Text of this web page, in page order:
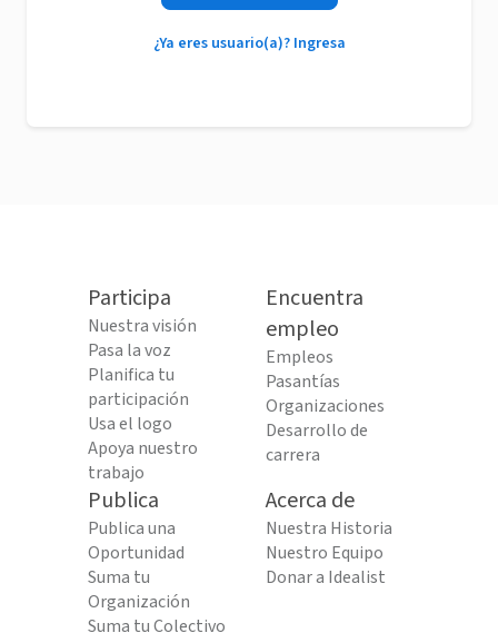
¿Ya eres usuario(a)? Ingresa
Participa
Nuestra visión
Pasa la voz
Planifica tu
participación
Usa el logo
Apoya nuestro
trabajo
Encuentra
empleo
Empleos
Pasantías
Organizaciones
Desarrollo de
carrera
Publica
Publica una
Oportunidad
Suma tu
Organización
Suma tu Colectivo
Acerca de
Nuestra Historia
Nuestro Equipo
Donar a Idealist